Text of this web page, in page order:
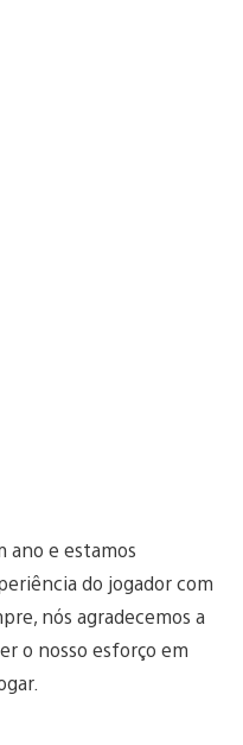
ano e estamos
do jogador com
nós agradecemos a
o nosso esforço em